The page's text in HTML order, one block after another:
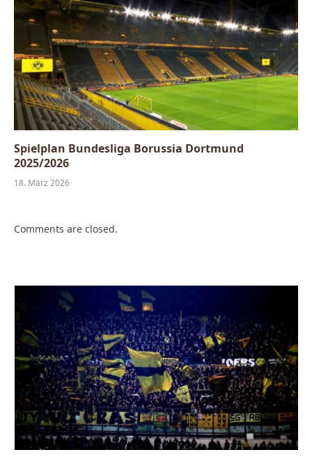
Spielplan Bundesliga Borussia Dortmund
2025/2026
18. März 2026
Comments are closed.